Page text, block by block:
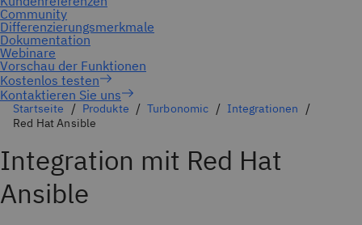
Kontaktieren Sie uns
Startseite Produkte Turbonomic
Integrationen
Red Hat Ansible
Integration mit Red Hat
Ansible